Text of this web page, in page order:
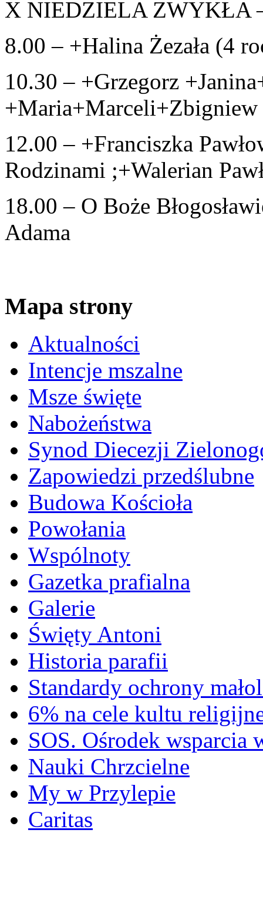
X NIEDZIELA ZWYKŁA
8.00 – +Halina Żezała (4
10.30 – +Grzegorz
+Maria+Marceli+Zbigniew
12.00 – +Franciszka
Rodzinami ;+Walerian
18.00 – O Boże
Adama
Mapa strony
Aktualności
Intencje mszalne
Msze święte
Nabożeństwa
Synod Diecezji
Zapowiedzi przedślubne
Budowa Kościoła
Powołania
Wspólnoty
Gazetka prafialna
Galerie
Święty Antoni
Historia parafii
Standardy ochrony
6% na cele kultu
SOS. Ośrodek wsparcia
Nauki Chrzcielne
My w Przylepie
Caritas